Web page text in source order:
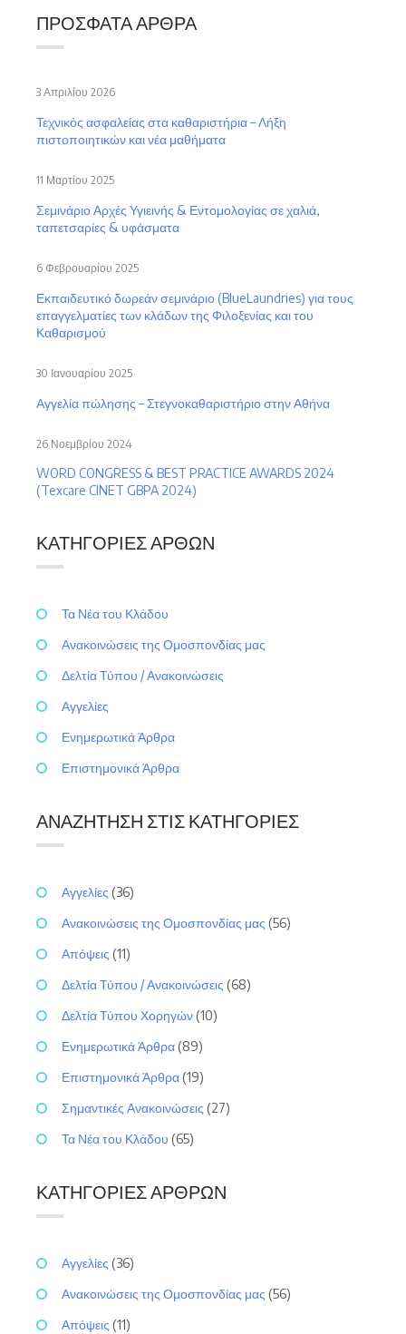
ΠΡΌΣΦΑΤΑ ΆΡΘΡΑ
Τεχνικός ασφαλείας στα καθαριστήρια – Λήξη
πιστοποιητικών και νέα μαθήματα
3 Απριλίου 2026
Σεμινάριο Αρχές Υγιεινής & Εντομολογίας σε χαλιά,
ταπετσαρίες & υφάσματα
11 Μαρτίου 2025
Εκπαιδευτικό δωρεάν σεμινάριο (BlueLaundries) για τους
επαγγελματίες των κλάδων της Φιλοξενίας και του
Καθαρισμού
6 Φεβρουαρίου 2025
Αγγελία πώλησης – Στεγνοκαθαριστήριο στην Αθήνα
30 Ιανουαρίου 2025
WORD CONGRESS & BEST PRACTICE AWARDS 2024
(Texcare CINET GBPA 2024)
26 Νοεμβρίου 2024
ΚΑΤΗΓΟΡΊΕΣ ΆΡΘΩΝ
Τα Νέα του Κλάδου
Ανακοινώσεις της Ομοσπονδίας μας
Δελτία Τύπου / Ανακοινώσεις
Αγγελίες
Ενημερωτικά Άρθρα
Επιστημονικά Άρθρα
ΑΝΑΖΉΤΗΣΗ ΣΤΙΣ ΚΑΤΗΓΟΡΊΕΣ
Αγγελίες (36)
Ανακοινώσεις της Ομοσπονδίας μας (56)
Απόψεις (11)
Δελτία Τύπου / Ανακοινώσεις (68)
Δελτία Τύπου Χορηγών (10)
Ενημερωτικά Άρθρα (89)
Επιστημονικά Άρθρα (19)
Σημαντικές Ανακοινώσεις (27)
Τα Νέα του Κλάδου (65)
ΚΑΤΗΓΟΡΊΕΣ ΆΡΘΡΩΝ
Αγγελίες (36)
Ανακοινώσεις της Ομοσπονδίας μας (56)
Απόψεις (11)